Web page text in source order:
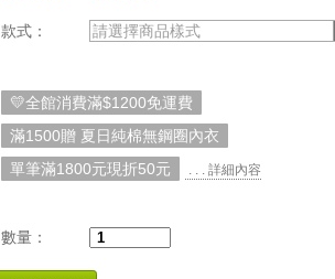
款式： 請選擇商品樣式
💛全館消費滿$1200免運費
滿1500贈 夏日純棉無鋼圈內衣
單筆滿1800元現折50元
. . . 詳細內容
數量：